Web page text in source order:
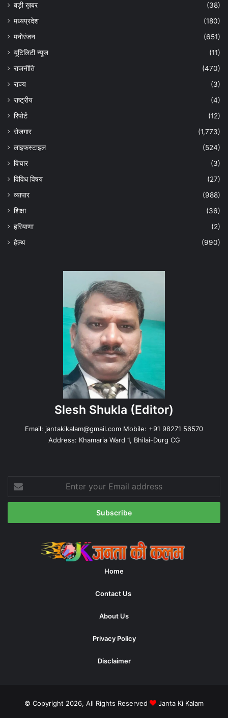
बड़ी ख़बर
(38)
मध्यप्रदेश
(180)
मनोरंजन
(651)
यूटिलिटी न्यूज
(11)
राजनीति
(470)
राज्य
(3)
राष्ट्रीय
(4)
रिपोर्ट
(12)
रोजगार
(1,773)
लाइफस्टाइल
(524)
विचार
(3)
विविध विषय
(27)
व्यापार
(988)
शिक्षा
(36)
हरियाणा
(2)
हेल्‍थ
(990)
Slesh Shukla (Editor)
Email: jantakikalam@gmail.com Mobile: +91 98271 56570
Address: Khamaria Ward 1, Bhilai-Durg CG
your
Email
Home
Contact Us
About Us
Privacy Policy
Disclaimer
© Copyright 2026, All Rights Reserved Janta Ki Kalam